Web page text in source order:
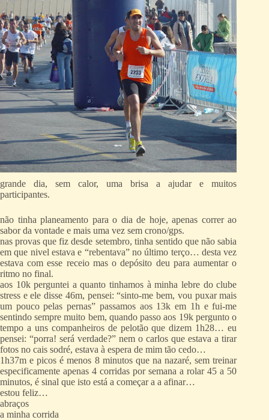
grande dia, sem calor, uma brisa a ajudar e muitos
participantes.
não tinha planeamento para o dia de hoje, apenas correr ao
sabor da vontade e mais uma vez sem crono/gps.
nas provas que fiz desde setembro, tinha sentido que não sabia
em que nivel estava e “rebentava” no último terço… desta vez
estava com esse receio mas o depósito deu para aumentar o
ritmo no final.
aos 10k perguntei a quanto tinhamos à minha lebre do clube
stress e ele disse 46m, pensei: “sinto-me bem, vou puxar mais
um pouco pelas pernas” passamos aos 13k em 1h e fui-me
sentindo sempre muito bem, quando passo aos 19k pergunto o
tempo a uns companheiros de pelotão que dizem 1h28… eu
pensei: “porra! será verdade?” nem o carlos que estava a tirar
fotos no cais sodré, estava à espera de mim tão cedo…
1h37m e picos é menos 8 minutos que na nazaré, sem treinar
especificamente apenas 4 corridas por semana a rolar 45 a 50
minutos, é sinal que isto está a começar a a afinar…
estou feliz…
abraços
a minha corrida